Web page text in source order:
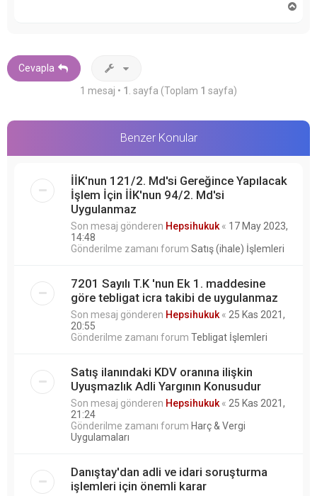
Cevapla
1 mesaj • 1 . sayfa (Toplam 1 sayfa)
Benzer Konular
İİK'nun 121/2. Md'si Gereğince Yapılacak
İşlem İçin İİK'nun 94/2. Md'si
Uygulanmaz
Son mesaj gönderen Hepsihukuk « 17 May 2023,
14:48
Gönderilme zamanı forum Satış (ihale) İşlemleri
7201 Sayılı T.K 'nun Ek 1. maddesine
göre tebligat icra takibi de uygulanmaz
Son mesaj gönderen Hepsihukuk « 25 Kas 2021,
20:55
Gönderilme zamanı forum Tebligat İşlemleri
Satış ilanındaki KDV oranına ilişkin
Uyuşmazlık Adli Yargının Konusudur
Son mesaj gönderen Hepsihukuk « 25 Kas 2021,
21:24
Gönderilme zamanı forum Harç & Vergi
Uygulamaları
Danıştay'dan adli ve idari soruşturma
işlemleri için önemli karar